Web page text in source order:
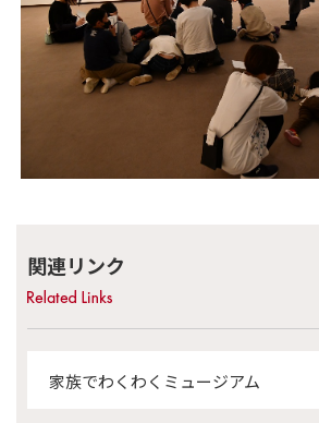
関連リンク
家族でわくわくミュージアム